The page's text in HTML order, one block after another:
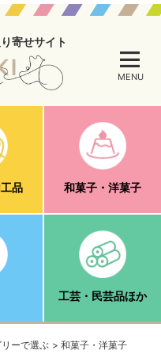
寄せサイト
MENU
品 和菓子・洋菓子
工芸・民芸品ほか
ーで選ぶ
和菓子・洋菓子